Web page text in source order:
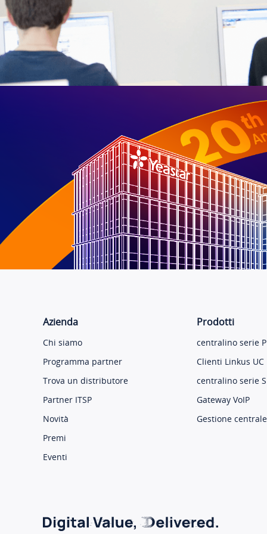
Azienda
Chi siamo
Programma partner
Trova un distributore
Partner ITSP
Novità
Premi
Eventi
Prodotti
centralino serie P
Clienti Linkus UC
centralino serie S
Gateway VoIP
Gestione centrale